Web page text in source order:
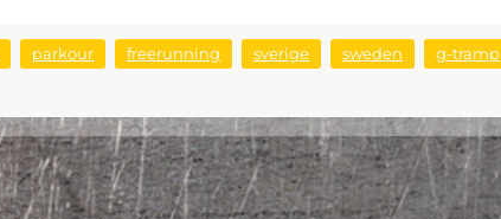
parkour freerunning sverige sweden g-tramp